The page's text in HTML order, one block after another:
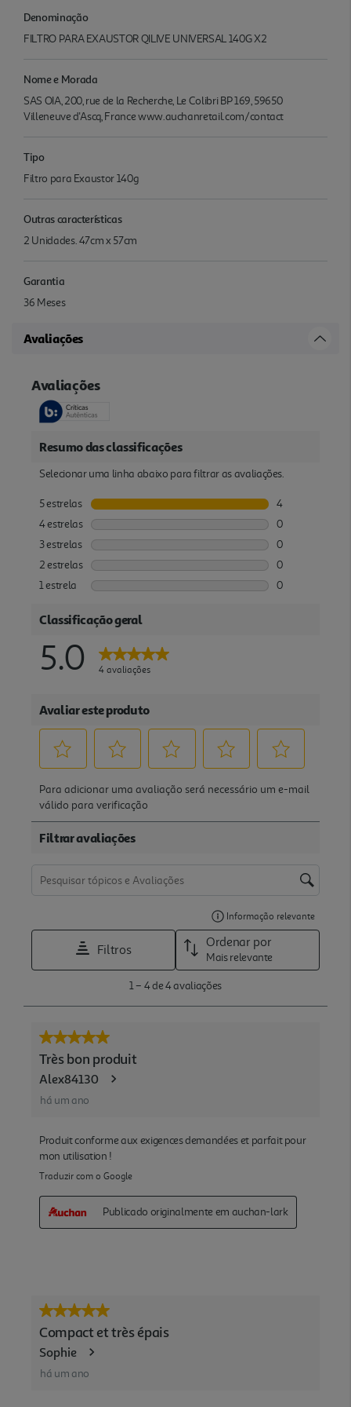
Denominação
FILTRO PARA EXAUSTOR QILIVE UNIVERSAL 140G X2
Nome e Morada
SAS OIA, 200, rue de la Recherche, Le Colibri BP 169, 59650
Villeneuve d'Ascq, France www.auchanretail.com/contact
Tipo
Filtro para Exaustor 140g
Outras características
2 Unidades. 47cm x 57cm
Garantia
36 Meses
Avaliações